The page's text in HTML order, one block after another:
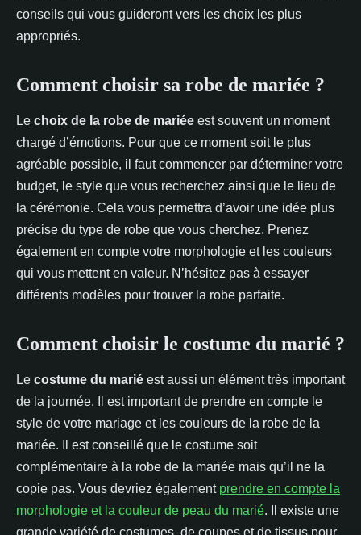
conseils qui vous guideront vers les choix les plus
appropriés.
Comment choisir sa robe de mariée ?
Le choix de la robe de mariée est souvent un moment
chargé d’émotions. Pour que ce moment soit le plus
agréable possible, il faut commencer par déterminer votre
budget, le style que vous recherchez ainsi que le lieu de
la cérémonie. Cela vous permettra d’avoir une idée plus
précise du type de robe que vous cherchez. Prenez
également en compte votre morphologie et les couleurs
qui vous mettent en valeur. N’hésitez pas à essayer
différents modèles pour trouver la robe parfaite.
Comment choisir le costume du marié ?
Le costume du marié est aussi un élément très important
de la journée. Il est important de prendre en compte le
style de votre mariage et les couleurs de la robe de la
mariée. Il est conseillé que le costume soit
complémentaire à la robe de la mariée mais qu’il ne la
copie pas. Vous devriez également prendre en compte la
morphologie et la couleur de peau du marié. Il existe une
grande variété de costumes, de coupes et de tissus pour